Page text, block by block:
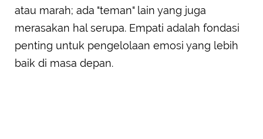
atau marah; ada "teman" lain yang juga
merasakan hal serupa. Empati adalah fondasi
penting untuk pengelolaan emosi yang lebih
baik di masa depan.